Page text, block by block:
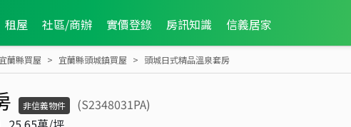
租屋 社區/商辦 實價登錄 房訊知識 信義居家
宜蘭縣買屋 宜蘭縣頭城鎮買屋 頭城日式精品溫泉套房
非信義物件
(S2348031PA)